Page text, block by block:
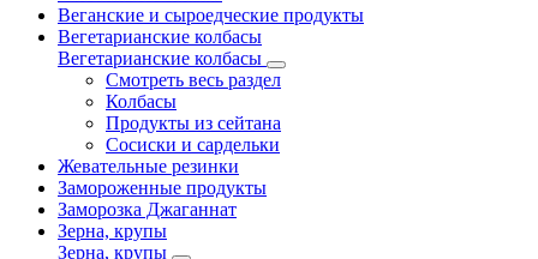
Веганские и сыроедческие продукты
Вегетарианские колбасы
Вегетарианские колбасы
Смотреть весь раздел
Колбасы
Продукты из сейтана
Сосиски и сардельки
Жевательные резинки
Замороженные продукты
Заморозка Джаганнат
Зерна, крупы
Зерна, крупы